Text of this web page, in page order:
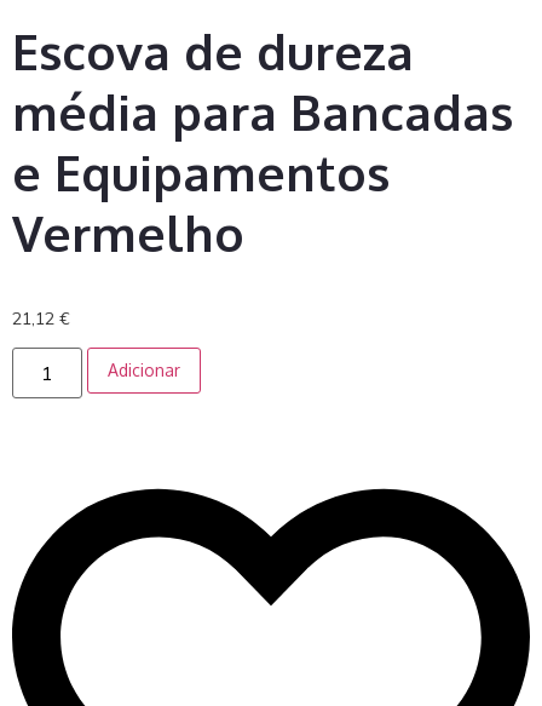
Escova de dureza
média para Bancadas
e Equipamentos
Vermelho
21,12 €
Adicionar